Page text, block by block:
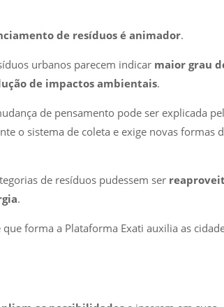
de resíduos é animador.
urbanos parecem indicar maior grau
de impactos ambientais.
de pensamento pode ser explicada
o sistema de coleta e exige novas formas
de resíduos pudessem ser
.
forma a Plataforma Exati auxilia as